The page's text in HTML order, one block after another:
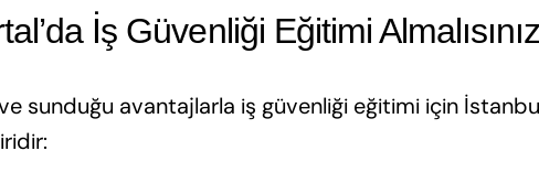
İş Güvenliği Eğitimi
sunduğu avantajlarla iş güvenliği eğitimi için